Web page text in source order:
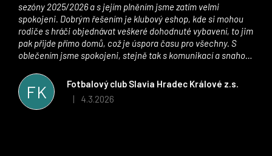
FK
Fotbalový club Slavia Hradec Králové z.s.
Hodnocení obchodu je 5 z 5 hvězdiček.
| 4.3.2026
sezóny 2025/2026 a s jejím plněním jsme zatím velmi
spokojeni. Dobrým řešením je klubový eshop, kde si mohou
rodiče s hráči objednávat veškeré dohodnuté vybavení, to jim
pak přijde přímo domů, což je úspora času pro všechny. S
oblečením jsme spokojeni, stejně tak s komunikací a snahou
stran. Věříme, že v tomto duchu bude spolupráce pokračovat
i nadále, nyní už začínáme řešit i první sady dresů ;)